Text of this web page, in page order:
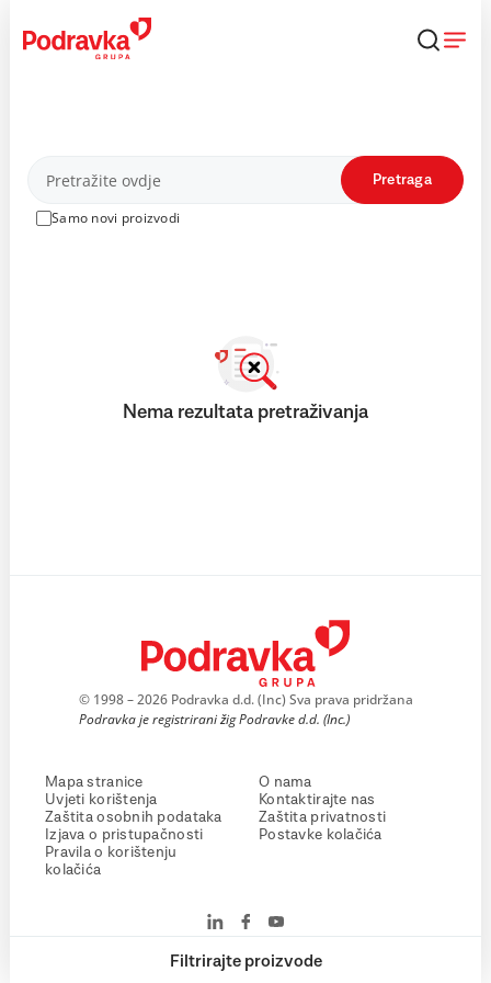
content
Proizvodi
Samo novi proizvodi
Pretraga
Filtrirajte proizvode
Nema rezultata pretraživanja
© 1998 – 2026 Podravka d.d. (Inc) Sva prava pridržana
Podravka je registrirani žig Podravke d.d. (Inc.)
Mapa stranice
Uvjeti korištenja
Zaštita osobnih podataka
Izjava o pristupačnosti
Pravila o korištenju
kolačića
O nama
Kontaktirajte nas
Zaštita privatnosti
Postavke kolačića